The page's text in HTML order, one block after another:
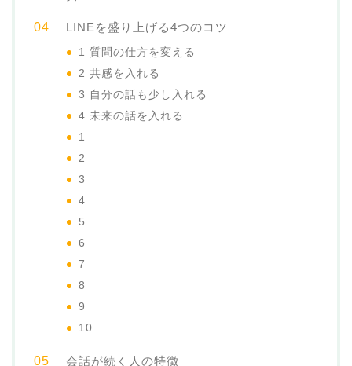
LINEを盛り上げる4つのコツ
1 質問の仕方を変える
2 共感を入れる
3 自分の話も少し入れる
4 未来の話を入れる
1
2
3
4
5
6
7
8
9
10
会話が続く人の特徴